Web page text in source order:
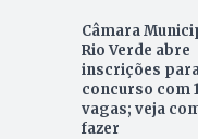
Câmara
Rio Verde abre
inscrições
concurso com
vagas; veja
fazer